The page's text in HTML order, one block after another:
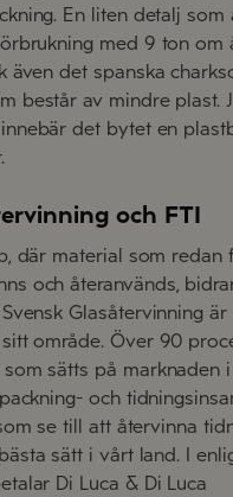
En liten detalj som
med 9 ton om
även det spanska
består av mindre plast.
det bytet en
och FTI
där material som redan
och återanvänds,
Glasåtervinning är
område. Över 90
sätts på marknaden
och
se till att återvinna
sätt i vårt land. I
Di Luca & Di Luca